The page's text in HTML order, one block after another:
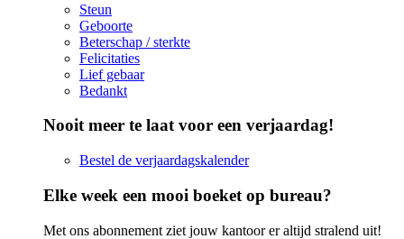
Steun
Geboorte
Beterschap / sterkte
Felicitaties
Lief gebaar
Bedankt
Nooit meer te laat voor een verjaardag!
Bestel de verjaardagskalender
Elke week een mooi boeket op bureau?
Met ons abonnement ziet jouw kantoor er altijd stralend uit!